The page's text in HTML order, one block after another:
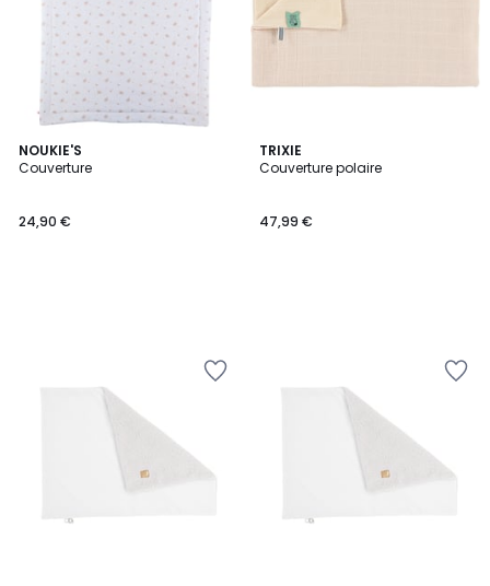
NOUKIE'S
Couverture
24,90 €
TRIXIE
Couverture polaire
47,99 €